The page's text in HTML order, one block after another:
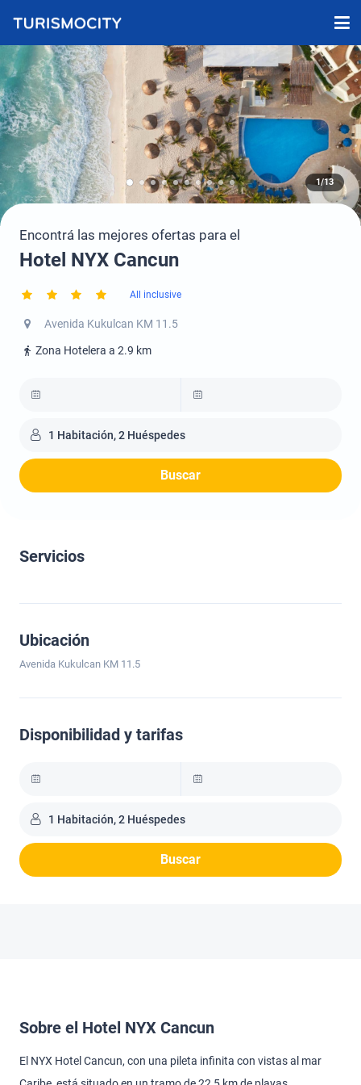
1/13
Encontrá las mejores ofertas para el
Hotel NYX Cancun
All inclusive
Avenida Kukulcan KM 11.5
Zona Hotelera a 2.9 km
1 Habitación, 2 Huéspedes
Buscar
Servicios
Ubicación
Avenida Kukulcan KM 11.5
Disponibilidad y tarifas
1 Habitación, 2 Huéspedes
Buscar
Sobre el Hotel NYX Cancun
El NYX Hotel Cancun, con una pileta infinita con vistas al mar